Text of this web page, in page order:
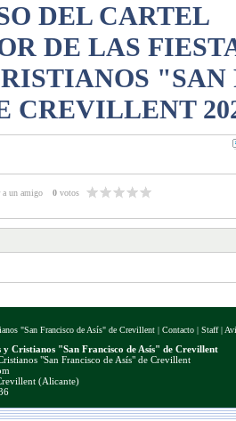
DEL CARTEL
DE LAS
"SAN
CREVILLENT
a un amigo 0 votos
"San Francisco de Asís" de Crevillent | Contacto | Staff|
y Cristianos "San Francisco de Asís" de Crevillent
"San Francisco de Asís" de Crevillent
(Alicante)